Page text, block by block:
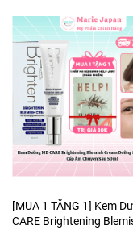
[MUA 1 TẶNG 1] Kem
CARE Brightening